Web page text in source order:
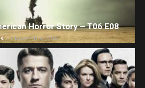
Horror Story – T06 E08
- 6 Novembro, 2016